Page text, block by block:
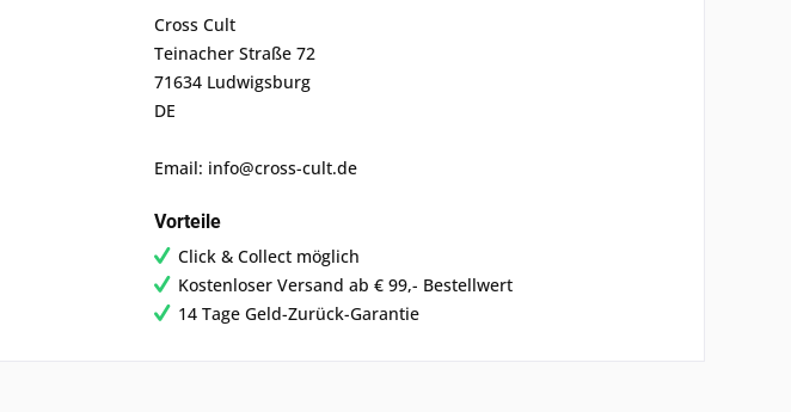
Cross Cult
Teinacher Straße 72
71634 Ludwigsburg
DE
Email: info@cross-cult.de
Vorteile
Click & Collect möglich
Kostenloser Versand ab € 99,- Bestellwert
14 Tage Geld-Zurück-Garantie